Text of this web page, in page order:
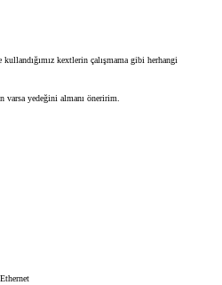
kextlerin çalışmama gibi herhangi
yedeğini almanı öneririm.